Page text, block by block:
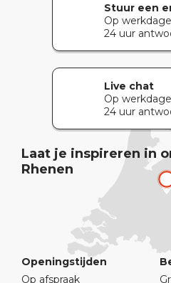
Stuur een
Op
24 uur
Live chat
Op
24 uur
Laat je inspireren in
Rhenen
Openingstijden
Op afspraak